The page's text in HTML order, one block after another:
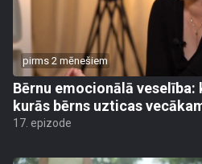
pirms 2 mēnešiem
Bērnu emocionālā
kurās bērns uzticas
17. epizode